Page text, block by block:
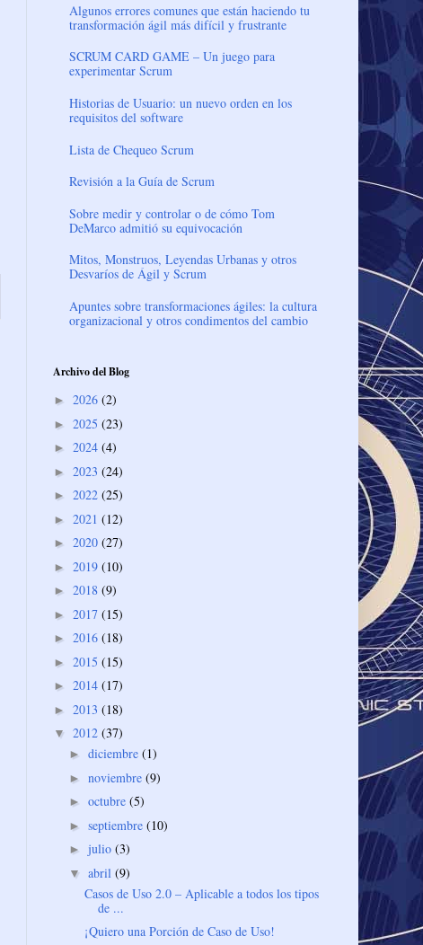
Algunos errores comunes que están haciendo tu
transformación ágil más difícil y frustrante
SCRUM CARD GAME – Un juego para
experimentar Scrum
Historias de Usuario: un nuevo orden en los
requisitos del software
Lista de Chequeo Scrum
Revisión a la Guía de Scrum
Sobre medir y controlar o de cómo Tom
DeMarco admitió su equivocación
Mitos, Monstruos, Leyendas Urbanas y otros
Desvaríos de Ágil y Scrum
Apuntes sobre transformaciones ágiles: la cultura
organizacional y otros condimentos del cambio
Archivo del Blog
► 2026 (2)
► 2025 (23)
► 2024 (4)
► 2023 (24)
► 2022 (25)
► 2021 (12)
► 2020 (27)
► 2019 (10)
► 2018 (9)
► 2017 (15)
► 2016 (18)
► 2015 (15)
► 2014 (17)
► 2013 (18)
▼ 2012 (37)
► diciembre (1)
► noviembre (9)
► octubre (5)
► septiembre (10)
► julio (3)
▼ abril (9)
Casos de Uso 2.0 – Aplicable a todos los tipos
de ...
¡Quiero una Porción de Caso de Uso!